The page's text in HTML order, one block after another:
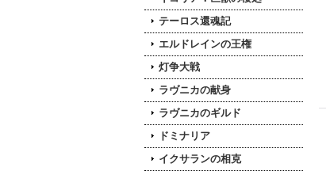
テーロス還魂記
エルドレインの王権
灯争大戦
ラヴニカの献身
ラヴニカのギルド
ドミナリア
イクサランの相克